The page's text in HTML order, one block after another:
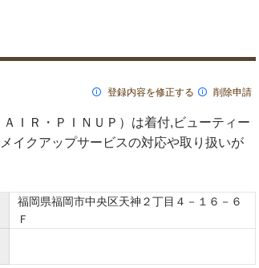
登録内容を修正する 削除申請
ＩＲ・ＰＩＮＵＰ）は着付,ビューティー
イクアップサービスの対応や取り扱いが
福岡県福岡市中央区天神２丁目４－１６－６
Ｆ